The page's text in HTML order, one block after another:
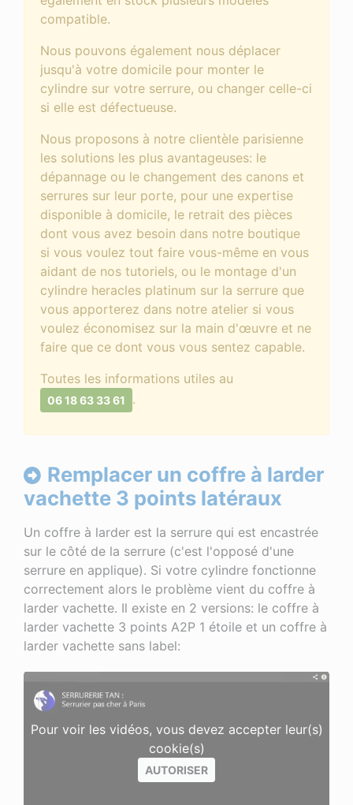
compatible.
Nous pouvons également nous déplacer
jusqu'à votre domicile pour monter le
cylindre sur votre serrure, ou changer celle-ci
si elle est défectueuse.
Nous proposons à notre clientèle parisienne
les solutions les plus avantageuses: le
dépannage ou le changement des canons et
serrures sur leur porte, pour une expertise
disponible à domicile, le retrait des pièces
dont vous avez besoin dans notre boutique
si vous voulez tout faire vous-même en vous
aidant de nos tutoriels, ou le montage d'un
cylindre heracles platinum sur la serrure que
vous apporterez dans notre atelier si vous
voulez économisez sur la main d'œuvre et ne
faire que ce dont vous vous sentez capable.
Toutes les informations utiles au
06 18 63 33 61 .
Remplacer un coffre à larder
vachette 3 points latéraux
Un coffre à larder est la serrure qui est encastrée
sur le côté de la serrure (c'est l'opposé d'une
serrure en applique). Si votre cylindre fonctionne
correctement alors le problème vient du coffre à
larder vachette. Il existe en 2 versions: le coffre à
larder vachette 3 points A2P 1 étoile et un coffre à
larder vachette sans label:
Pour voir les vidéos, vous devez accepter leur(s)
cookie(s)
AUTORISER